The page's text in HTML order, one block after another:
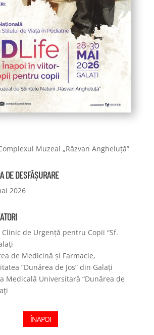
Muzeal „Răzvan Angheluță”
DE DESFĂȘURARE
2026
de Urgență pentru Copii “Sf.
de Medicină și Farmacie,
”Dunărea de Jos” din Galați
Medicală Universitară “Dunărea de
ÎNAPOI